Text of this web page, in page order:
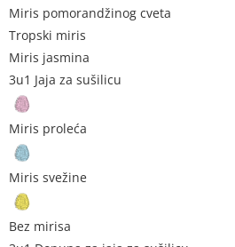
Miris pomorandžinog cveta
Tropski miris
Miris jasmina
3u1 Jaja za sušilicu
Miris proleća
Miris svežine
Bez mirisa